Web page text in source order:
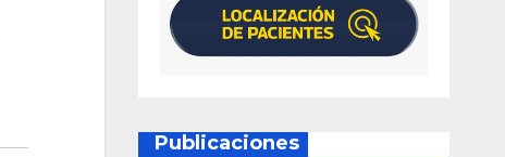
Publicaciones